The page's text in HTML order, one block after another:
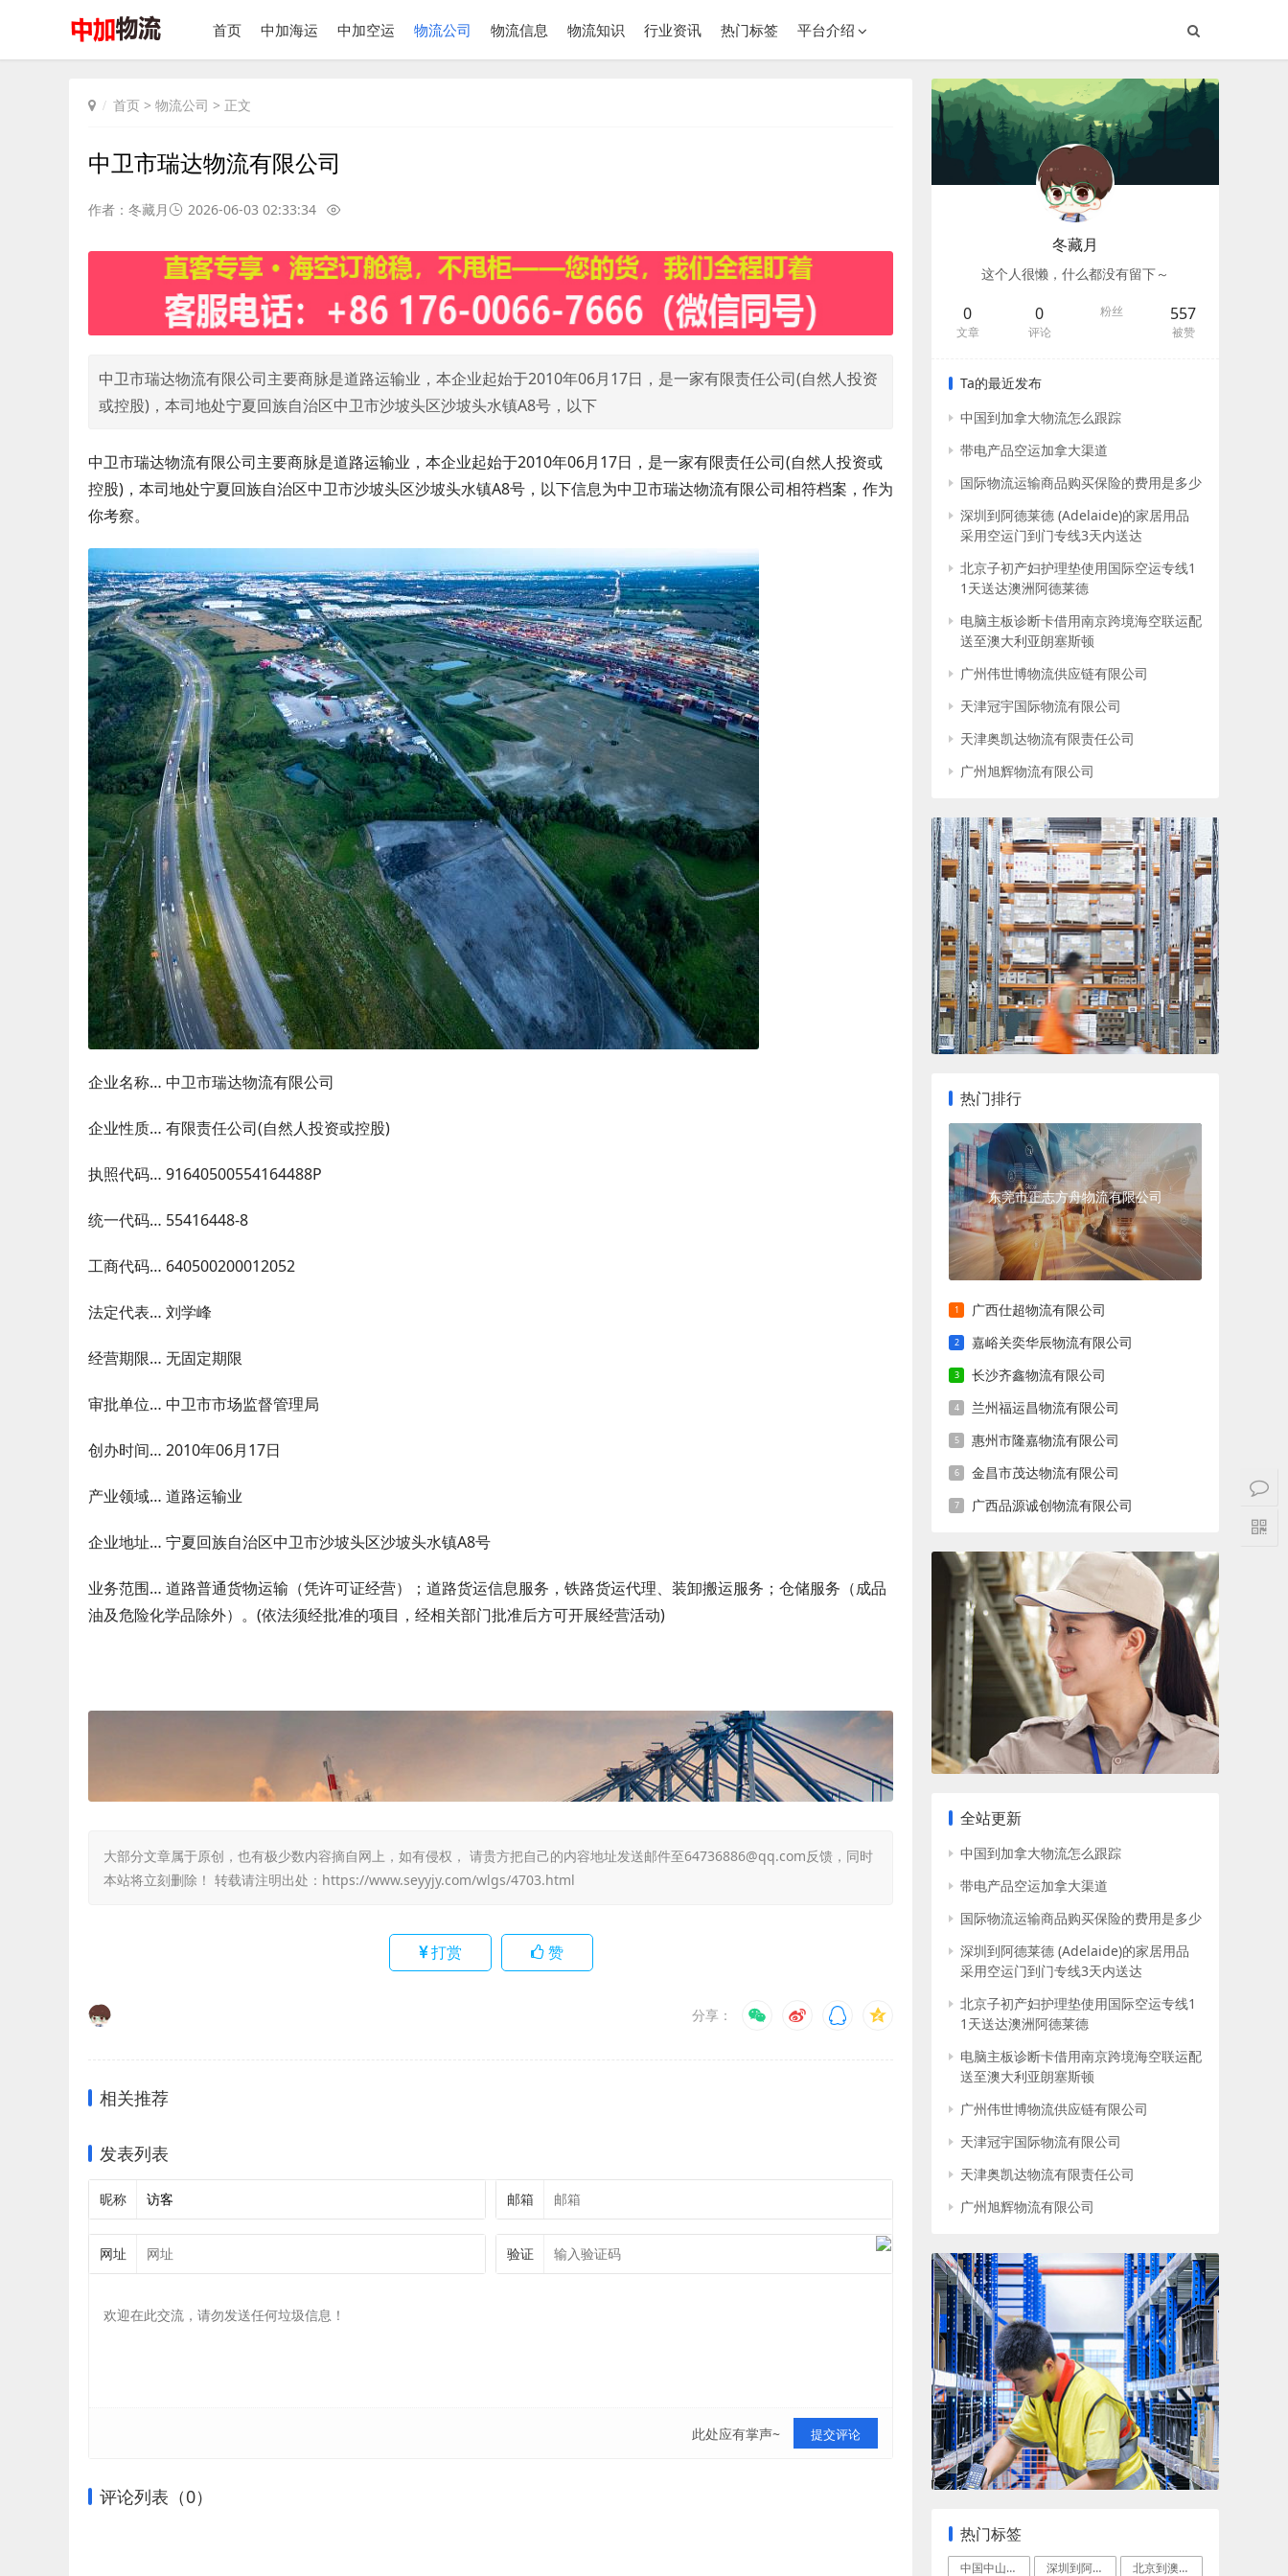
首页 中加海运 中加空运 物流公司 物流信息 物流知识 行业资讯 热门标签 平台介绍
首页 > 物流公司 > 正文
中卫市瑞达物流有限公司
作者：冬藏月 2026-06-03 02:33:34
中卫市瑞达物流有限公司主要商脉是道路运输业，本企业起始于2010年06月17日，是一家有限责任公司(自然人投资
或控股)，本司地处宁夏回族自治区中卫市沙坡头区沙坡头水镇A8号，以下
中卫市瑞达物流有限公司主要商脉是道路运输业，本企业起始于2010年06月17日，是一家有限责任公司(自然人投资或
控股)，本司地处宁夏回族自治区中卫市沙坡头区沙坡头水镇A8号，以下信息为中卫市瑞达物流有限公司相符档案，作为
你考察。
企业名称… 中卫市瑞达物流有限公司
企业性质… 有限责任公司(自然人投资或控股)
执照代码… 91640500554164488P
统一代码… 55416448-8
工商代码… 640500200012052
法定代表… 刘学峰
经营期限… 无固定期限
审批单位… 中卫市市场监督管理局
创办时间… 2010年06月17日
产业领域… 道路运输业
企业地址… 宁夏回族自治区中卫市沙坡头区沙坡头水镇A8号
业务范围… 道路普通货物运输（凭许可证经营）；道路货运信息服务，铁路货运代理、装卸搬运服务；仓储服务（成品
油及危险化学品除外）。(依法须经批准的项目，经相关部门批准后方可开展经营活动)
大部分文章属于原创，也有极少数内容摘自网上，如有侵权， 请贵方把自己的内容地址发送邮件至64736886@qq.com反馈，同时
本站将立刻删除！ 转载请注明出处： https://www.seyyjy.com/wlgs/4703.html
打赏 赞
分享：
相关推荐
发表列表
昵称 邮箱
网址 验证
此处应有掌声~ 提交评论
评论列表（0）
冬藏月
这个人很懒，什么都没有留下～
0
文章
0
评论
粉丝 557
被赞
Ta的最近发布
中国到加拿大物流怎么跟踪
带电产品空运加拿大渠道
国际物流运输商品购买保险的费用是多少
深圳到阿德莱德 (Adelaide)的家居用品
采用空运门到门专线3天内送达
北京子初产妇护理垫使用国际空运专线1
1天送达澳洲阿德莱德
电脑主板诊断卡借用南京跨境海空联运配
送至澳大利亚朗塞斯顿
广州伟世博物流供应链有限公司
天津冠宇国际物流有限公司
天津奥凯达物流有限责任公司
广州旭辉物流有限公司
热门排行
东莞市正志方舟物流有限公司
广西仕超物流有限公司
嘉峪关奕华辰物流有限公司
长沙齐鑫物流有限公司
兰州福运昌物流有限公司
惠州市隆嘉物流有限公司
金昌市茂达物流有限公司
广西品源诚创物流有限公司
全站更新
中国到加拿大物流怎么跟踪
带电产品空运加拿大渠道
国际物流运输商品购买保险的费用是多少
深圳到阿德莱德 (Adelaide)的家居用品
采用空运门到门专线3天内送达
北京子初产妇护理垫使用国际空运专线1
1天送达澳洲阿德莱德
电脑主板诊断卡借用南京跨境海空联运配
送至澳大利亚朗塞斯顿
广州伟世博物流供应链有限公司
天津冠宇国际物流有限公司
天津奥凯达物流有限责任公司
广州旭辉物流有限公司
热门标签
中国中山到格拉德斯通空运快递 深圳到阿德莱德(Adelaide)空运门 北京到澳洲阿德莱德国际空运专线